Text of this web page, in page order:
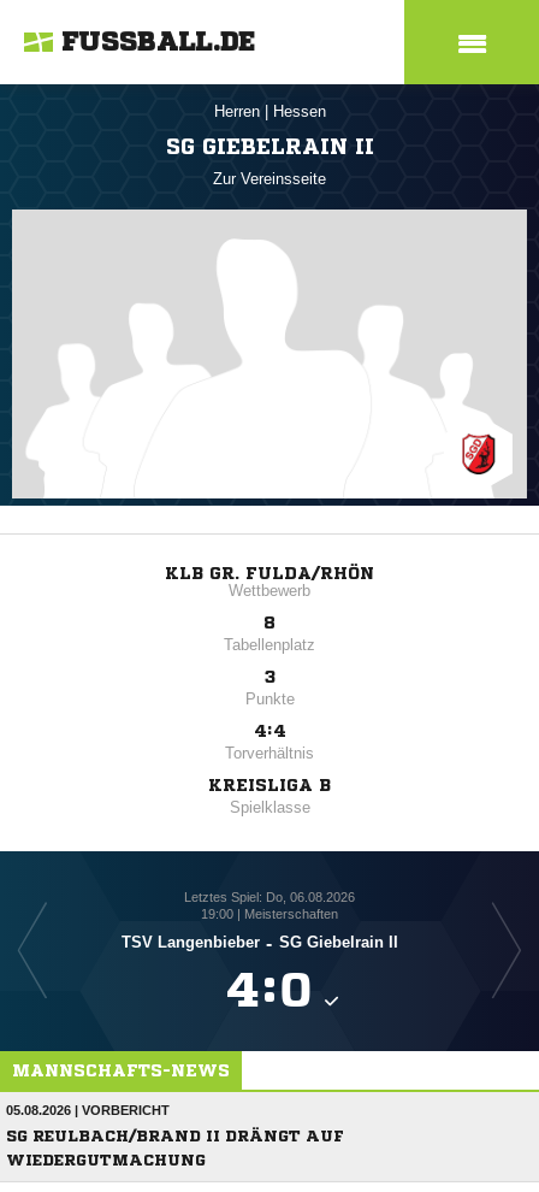
FUSSBALL.DE
Herren Hessen
SG GIEBELRAIN II
Zur Vereinsseite
KLB GR. FULDA/RHÖN
Wettbewerb
8
Tabellenplatz
3
Punkte
4:4
Torverhältnis
KREISLIGA B
Spielklasse
Letztes Spiel: Do, 06.08.2026
19:00 | Meisterschaften
TSV Langenbieber - SG Giebelrain II
:
MANNSCHAFTS-NEWS
05.08.2026 | VORBERICHT
SG REULBACH/BRAND II DRÄNGT AUF
WIEDERGUTMACHUNG